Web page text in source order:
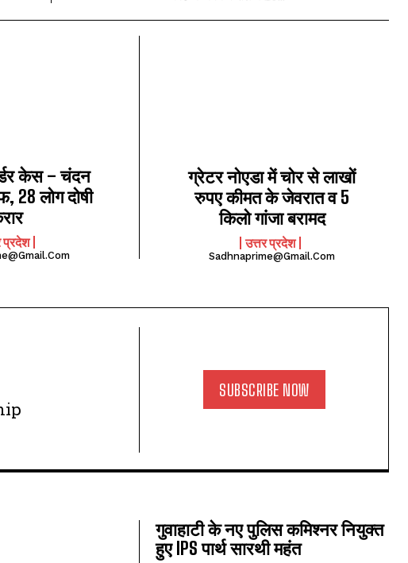
केस – चंदन
28 लोग दोषी
प्रदेश
ग्रेटर नोएडा में चोर से लाखों
रुपए कीमत के जेवरात व 5
किलो गांजा बरामद
उत्तर प्रदेश
Sadhnaprime@gmail.com
SUBSCRIBE NOW
गुवाहाटी के नए पुलिस कमिश्नर नियुक्त
हुए IPS पार्थ सारथी महंत